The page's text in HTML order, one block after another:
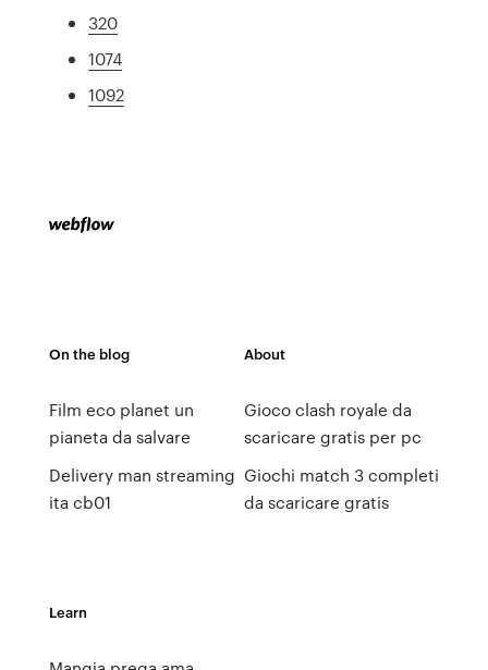
320
1074
1092
On the blog
Film eco planet un
pianeta da salvare
Delivery man streaming
ita cb01
About
Gioco clash royale da
scaricare gratis per pc
Giochi match 3 completi
da scaricare gratis
Learn